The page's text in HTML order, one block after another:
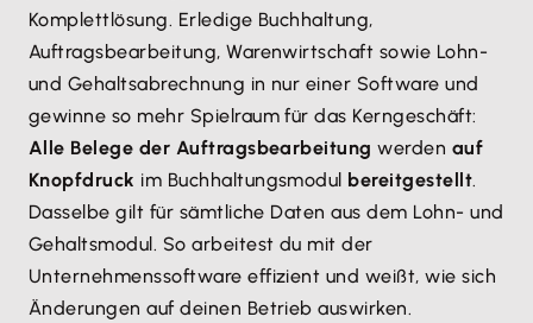
Komplettlösung. Erledige Buchhaltung,
Auftragsbearbeitung, Warenwirtschaft sowie Lohn-
und Gehaltsabrechnung in nur einer Software und
gewinne so mehr Spielraum für das Kerngeschäft:
Alle Belege der Auftragsbearbeitung werden auf
Knopfdruck im Buchhaltungsmodul bereitgestellt.
Dasselbe gilt für sämtliche Daten aus dem Lohn- und
Gehaltsmodul. So arbeitest du mit der
Unternehmenssoftware effizient und weißt, wie sich
Änderungen auf deinen Betrieb auswirken.